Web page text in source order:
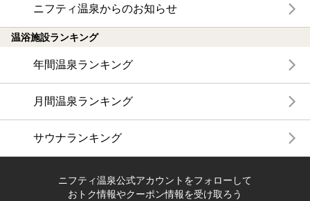
ニフティ温泉からのお知らせ
温浴施設ランキング
年間温泉ランキング
月間温泉ランキング
サウナランキング
ニフティ温泉公式アカウントをフォローして
おトク情報やクーポン情報を受け取ろう